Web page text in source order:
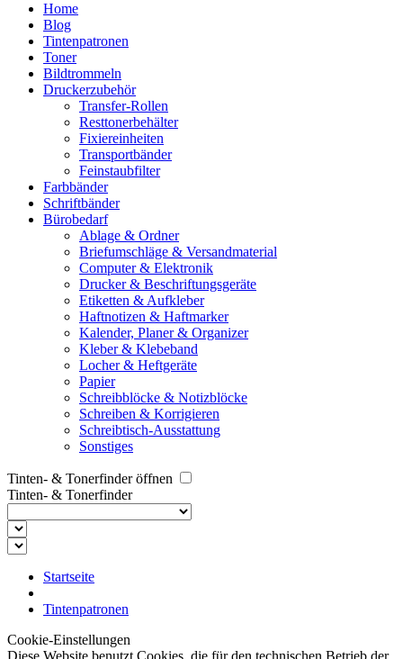
Home
Blog
Tintenpatronen
Toner
Bildtrommeln
Druckerzubehör
Transfer-Rollen
Resttonerbehälter
Fixiereinheiten
Transportbänder
Feinstaubfilter
Farbbänder
Schriftbänder
Bürobedarf
Ablage & Ordner
Briefumschläge & Versandmaterial
Computer & Elektronik
Drucker & Beschriftungsgeräte
Etiketten & Aufkleber
Haftnotizen & Haftmarker
Kalender, Planer & Organizer
Kleber & Klebeband
Locher & Heftgeräte
Papier
Schreibblöcke & Notizblöcke
Schreiben & Korrigieren
Schreibtisch-Ausstattung
Sonstiges
Tinten- & Tonerfinder öffnen
Tinten- & Tonerfinder
Startseite
Tintenpatronen
Cookie-Einstellungen
Diese Website benutzt Cookies, die für den technischen Betrieb der